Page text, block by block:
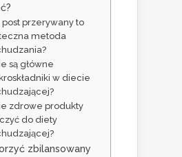
post przerywany to
metoda
są główne
w diecie
zdrowe produkty
do diety
zbilansowany